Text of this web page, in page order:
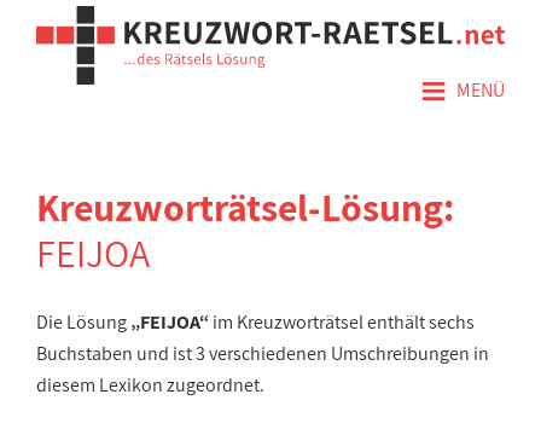
≡ MENÜ
Kreuzworträtsel-Lösung:
FEIJOA
Die Lösung„FEIJOA“ im Kreuzworträtsel enthält sechs
Buchstaben und ist 3 verschiedenen Umschreibungen in
diesem Lexikon zugeordnet.